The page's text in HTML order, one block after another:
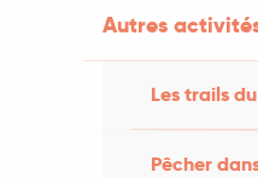
Autres
Les trails
Pêcher